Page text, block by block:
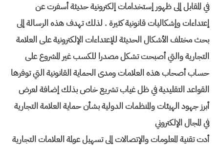
في المقابل إلى ظهور إستخدامات إلكترونية حديثة أسفرت عن
إعتداءات وإشكاليات قانونية كثيرة . لذلك تهدف هذه الرسالة إلى
بحث مختلف الأشكال الحديثة للإعتداءات الإلكترونية على العلامة
التجارية والتي أصبحت تشكل مصدرا للكسب غير المشروع على
حساب أصحاب هذه العلامات ومدى الحماية القانونية التي توفرها
القواعد التقليدية في ظل غياب تشريع خاص بذلك إضافة لعرض
أبرز جهود الهيئات والمنظمات الدولية بشأن حماية العلامة التجارية
في المجال الإلكتروني
أدت تقنية المعلومات والإتصالات إلى تسهيل عولمة العلامات التجارية